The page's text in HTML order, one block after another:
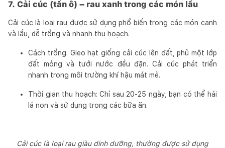
7. Cải cúc (tần ô) – rau xanh trong các món lẩu
Cải cúc là loại rau được sử dụng phổ biến trong các món canh
và lẩu, dễ trồng và nhanh thu hoạch.
Cách trồng: Gieo hạt giống cải cúc lên đất, phủ một lớp
đất mỏng và tưới nước đều đặn. Cải cúc phát triển
nhanh trong môi trường khí hậu mát mẻ.
Thời gian thu hoạch: Chỉ sau 20-25 ngày, bạn có thể hái
lá non và sử dụng trong các bữa ăn.
Cải cúc là loại rau giàu dinh dưỡng, thường được sử dụng